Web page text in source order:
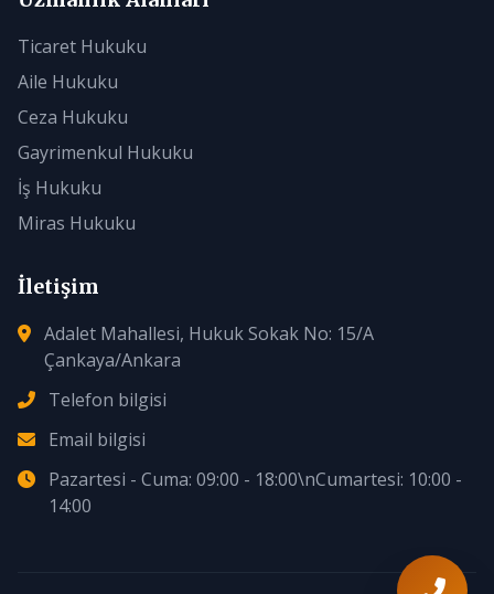
Ticaret Hukuku
Aile Hukuku
Ceza Hukuku
Gayrimenkul Hukuku
İş Hukuku
Miras Hukuku
İletişim
Adalet Mahallesi, Hukuk Sokak No: 15/A
Çankaya/Ankara
Telefon bilgisi
Email bilgisi
Pazartesi - Cuma: 09:00 - 18:00\nCumartesi: 10:00 -
14:00